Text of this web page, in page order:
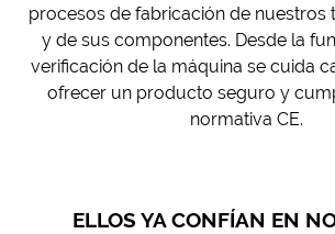
procesos de fabricación de nuestros
y de sus componentes. Desde la
verificación de la máquina se cuida
ofrecer un producto seguro y
normativa CE.
ELLOS YA CONFÍAN EN